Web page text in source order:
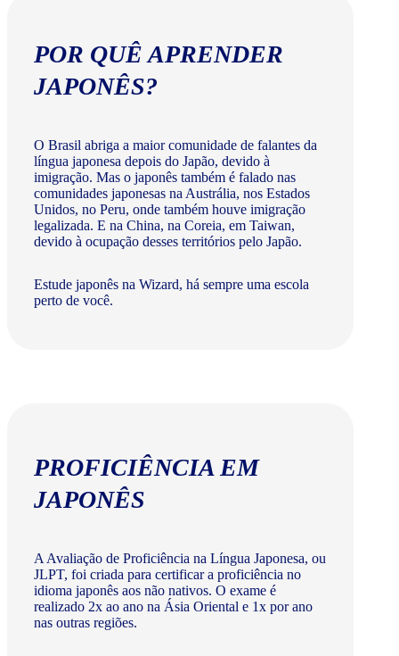
POR QUÊ APRENDER
JAPONÊS?
O Brasil abriga a maior comunidade de falantes da
língua japonesa depois do Japão, devido à
imigração. Mas o japonês também é falado nas
comunidades japonesas na Austrália, nos Estados
Unidos, no Peru, onde também houve imigração
legalizada. E na China, na Coreia, em Taiwan,
devido à ocupação desses territórios pelo Japão.
Estude japonês na Wizard, há sempre uma escola
perto de você.
PROFICIÊNCIA EM
JAPONÊS
A Avaliação de Proficiência na Língua Japonesa, ou
JLPT, foi criada para certificar a proficiência no
idioma japonês aos não nativos. O exame é
realizado 2x ao ano na Ásia Oriental e 1x por ano
nas outras regiões.